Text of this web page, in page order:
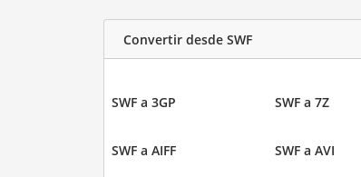
Convertir desde SWF
SWF a 3GP SWF a 7Z
SWF a AIFF SWF a AVI